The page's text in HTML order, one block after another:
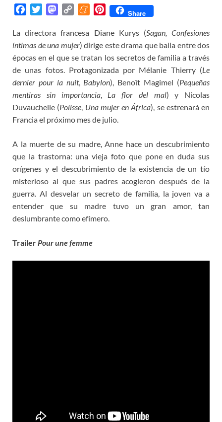
c
e
b
o
o
k
i
t
t
e
r
M
s
t
o
d
o
n
p
y
L
i
n
k
M
e
a
m
e
P
n
t
e
r
e
s
t
Share
La directora francesa Diane Kurys (Sagan, Confesiones
íntimas de una mujer) dirige este drama que baila entre dos
épocas en el que se tratan los secretos de familia a través
de unas fotos. Protagonizada por Mélanie Thierry (Le
dernier pour la nuit,Babylon), Benoît Magimel (Pequeñas
mentiras sin importancia,La flor del mal) y Nicolas
Duvauchelle (Polisse, Una mujer en África), se estrenará en
Francia el próximo mes de julio.
A la muerte de su madre, Anne hace un descubrimiento
que la trastorna: una vieja foto que pone en duda sus
orígenes y el descubrimiento de la existencia de un tío
misterioso al que sus padres acogieron después de la
guerra. Al desvelar un secreto de familia, la joven va a
entender que su madre tuvo un gran amor, tan
deslumbrante como efímero.
TrailerPour une femme